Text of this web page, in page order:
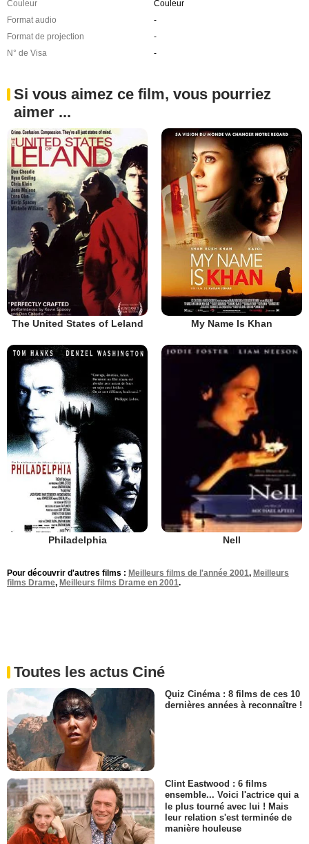
Couleur
Couleur
Format audio
-
Format de projection
-
N° de Visa
-
Si vous aimez ce film, vous pourriez
aimer ...
The United States of Leland My Name Is Khan
Philadelphia Nell
Pour découvrir d'autres films : Meilleurs films de l'année 2001, Meilleurs
films Drame, Meilleurs films Drame en 2001.
Toutes les actus Ciné
Quiz Cinéma : 8 films de ces 10
dernières années à reconnaître !
Clint Eastwood : 6 films
ensemble... Voici l'actrice qui a
le plus tourné avec lui ! Mais
leur relation s'est terminée de
manière houleuse